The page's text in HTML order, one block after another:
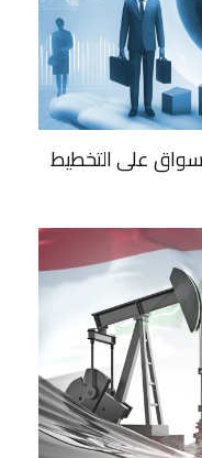
على التخطيط